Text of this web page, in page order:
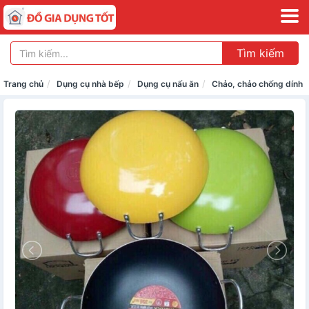
Tìm kiếm
Trang chủ Dụng cụ nhà bếp Dụng cụ nấu ăn Chảo, chảo chống dính